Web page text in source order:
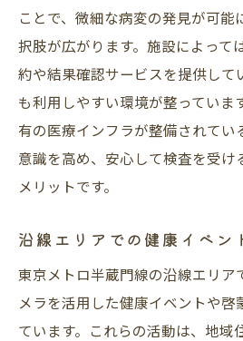
ことで、微細な病変の発見が可能
択肢が広がります。施設によって
約や結果確認サービスを提供して
も利用しやすい環境が整っていま
有の医療インフラが整備されてい
意識を高め、安心して検査を受け
メリットです。
沿線エリアでの健康イベン
東京メトロ半蔵門線の沿線エリア
メラを活用した健康イベントや啓
ています。これらの活動は、地域